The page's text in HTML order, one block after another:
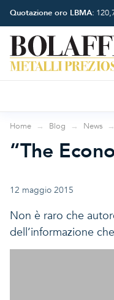
Quotazione oro LBMA:
Home Blog News
“The
12 maggio 2015
Non è raro che
dell’informazione